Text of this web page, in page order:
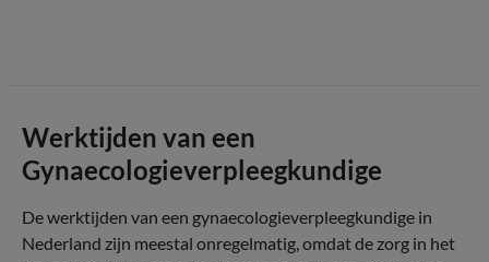
Werktijden van een
Gynaecologieverpleegkundige
De werktijden van een gynaecologieverpleegkundige in
Nederland zijn meestal onregelmatig, omdat de zorg in het